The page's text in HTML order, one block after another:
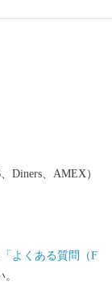
しました。ぜひ
Diners、AMEX）
「よくある質問（F